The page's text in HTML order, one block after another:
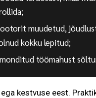
muudetud,
kokku lepitud;
töömahust
kestvuse eest.